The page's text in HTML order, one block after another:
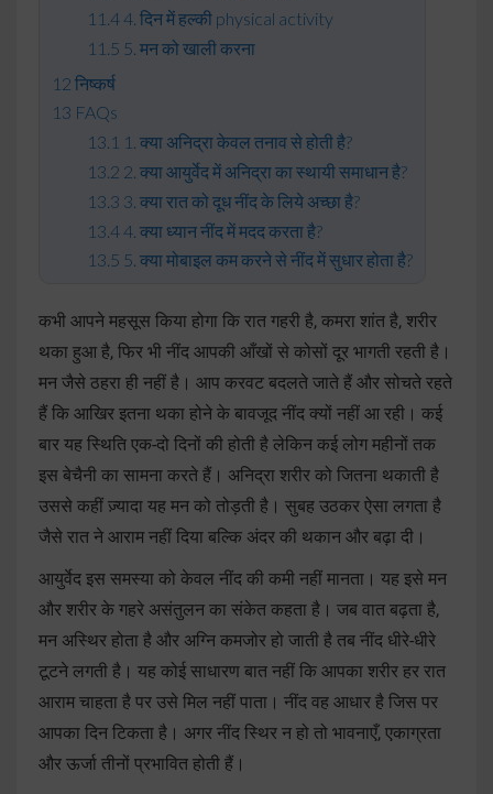
4. दिन में हल्की physical activity
5. मन को खाली करना
निष्कर्ष
FAQs
1. क्या अनिद्रा केवल तनाव से होती है?
2. क्या आयुर्वेद में अनिद्रा का स्थायी समाधान है?
3. क्या रात को दूध नींद के लिये अच्छा है?
4. क्या ध्यान नींद में मदद करता है?
5. क्या मोबाइल कम करने से नींद में सुधार होता है?
कभी आपने महसूस किया होगा कि रात गहरी है, कमरा शांत है, शरीर
थका हुआ है, फिर भी नींद आपकी आँखों से कोसों दूर भागती रहती है।
मन जैसे ठहरा ही नहीं है। आप करवट बदलते जाते हैं और सोचते रहते
हैं कि आखिर इतना थका होने के बावजूद नींद क्यों नहीं आ रही। कई
बार यह स्थिति एक-दो दिनों की होती है लेकिन कई लोग महीनों तक
इस बेचैनी का सामना करते हैं। अनिद्रा शरीर को जितना थकाती है
उससे कहीं ज़्यादा यह मन को तोड़ती है। सुबह उठकर ऐसा लगता है
जैसे रात ने आराम नहीं दिया बल्कि अंदर की थकान और बढ़ा दी।
आयुर्वेद इस समस्या को केवल नींद की कमी नहीं मानता। यह इसे मन
और शरीर के गहरे असंतुलन का संकेत कहता है। जब वात बढ़ता है,
मन अस्थिर होता है और अग्नि कमजोर हो जाती है तब नींद धीरे-धीरे
टूटने लगती है। यह कोई साधारण बात नहीं कि आपका शरीर हर रात
आराम चाहता है पर उसे मिल नहीं पाता। नींद वह आधार है जिस पर
आपका दिन टिकता है। अगर नींद स्थिर न हो तो भावनाएँ, एकाग्रता
और ऊर्जा तीनों प्रभावित होती हैं।